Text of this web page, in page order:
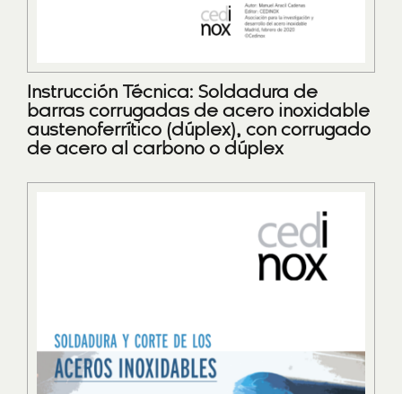
Instrucción Técnica: Soldadura de
barras corrugadas de acero inoxidable
austenoferrítico (dúplex), con corrugado
de acero al carbono o dúplex